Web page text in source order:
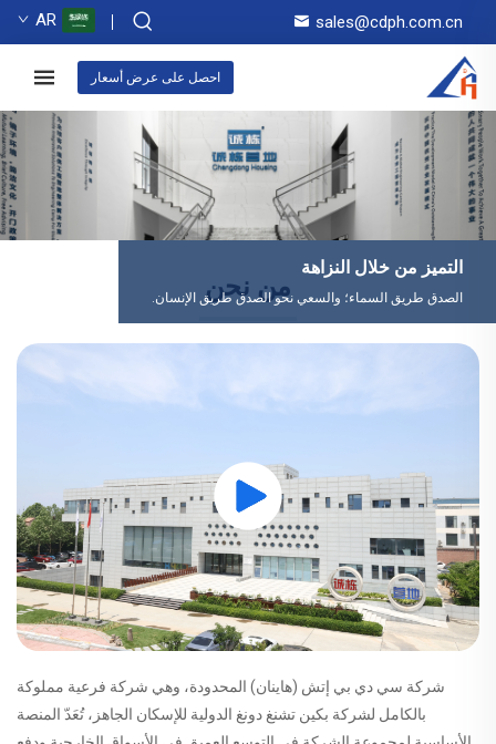
sales@cdph.com.cn
AR
احصل على عرض أسعار
التميز من خلال النزاهة
الصدق طريق السماء؛ والسعي نحو الصدق طريق الإنسان.
من نحن
شركة سي دي بي إتش (هاينان) المحدودة، وهي شركة فرعية مملوكة
بالكامل لشركة بكين تشنغ دونغ الدولية للإسكان الجاهز، تُعَدّ المنصة